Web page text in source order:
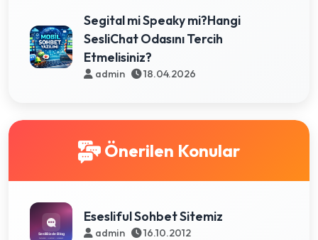
Segital mi Speaky mi?Hangi
SesliChat Odasını Tercih
Etmelisiniz?
admin 18.04.2026
Önerilen Konular
Esesliful Sohbet Sitemiz
admin 16.10.2012